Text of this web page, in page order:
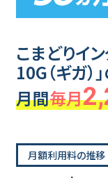
こまどりイ
10G（ギガ）
月間毎月
月額利用料の推移